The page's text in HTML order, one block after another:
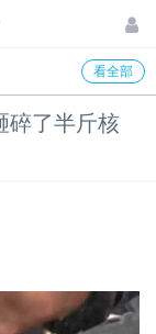
看全部
碎了半斤核